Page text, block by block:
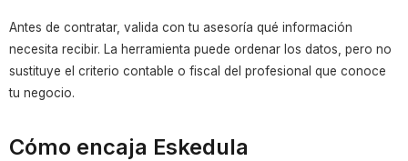
Antes de contratar, valida con tu asesoría qué información
necesita recibir. La herramienta puede ordenar los datos, pero no
sustituye el criterio contable o fiscal del profesional que conoce
tu negocio.
Cómo encaja Eskedula